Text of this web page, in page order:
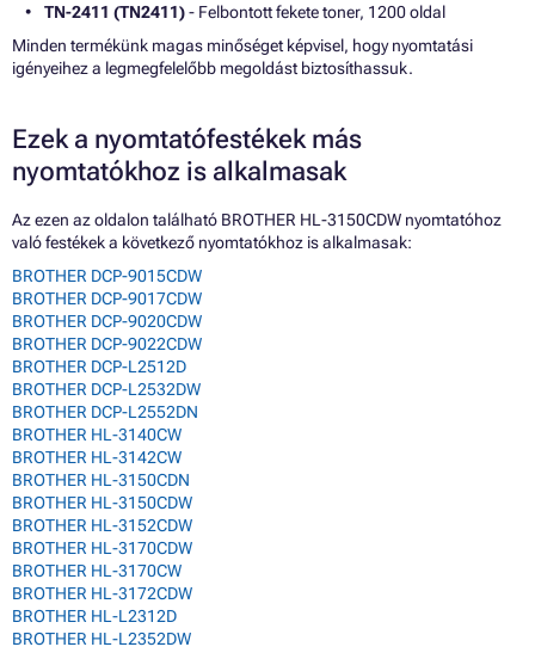
TN-2411 (TN2411)- Felbontott fekete toner, 1200 oldal
Minden termékünk magas minőséget képvisel, hogy nyomtatási
igényeihez a legmegfelelőbb megoldást biztosíthassuk.
Ezek a nyomtatófestékek más
nyomtatókhoz is alkalmasak
Az ezen az oldalon található BROTHER HL-3150CDW nyomtatóhoz
való festékek a következő nyomtatókhoz is alkalmasak:
BROTHER DCP-9015CDW
BROTHER DCP-9017CDW
BROTHER DCP-9020CDW
BROTHER DCP-9022CDW
BROTHER DCP-L2512D
BROTHER DCP-L2532DW
BROTHER DCP-L2552DN
BROTHER HL-3140CW
BROTHER HL-3142CW
BROTHER HL-3150CDN
BROTHER HL-3150CDW
BROTHER HL-3152CDW
BROTHER HL-3170CDW
BROTHER HL-3170CW
BROTHER HL-3172CDW
BROTHER HL-L2312D
BROTHER HL-L2352DW